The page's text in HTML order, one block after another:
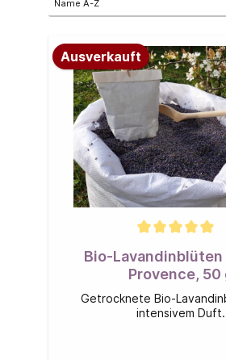
Ausverkauft
Bio-Lavandinblüten
Provence, 50
Getrocknete Bio-
intensivem Duft.